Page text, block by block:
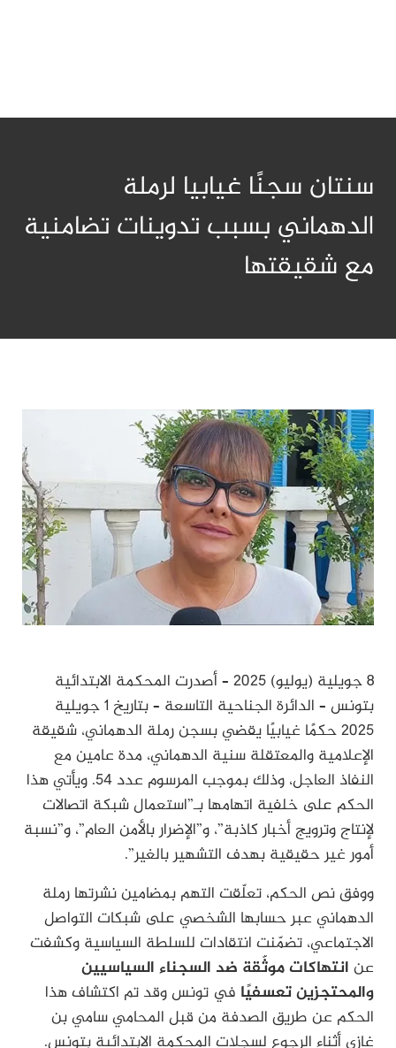
سنتان سجنًا غيابيا لرملة
الدهماني بسبب تدوينات تضامنية
مع شقيقتها
8 جويلية (يوليو) 2025 – أصدرت المحكمة الابتدائية
بتونس – الدائرة الجناحية التاسعة – بتاريخ 1 جويلية
2025 حكمًا غيابيًا يقضي بسجن رملة الدهماني، شقيقة
الإعلامية والمعتقلة سنية الدهماني، مدة عامين مع
النفاذ العاجل، وذلك بموجب المرسوم عدد 54. ويأتي هذا
الحكم على خلفية اتهامها بـ”استعمال شبكة اتصالات
لإنتاج وترويج أخبار كاذبة”، و”الإضرار بالأمن العام”، و”نسبة
أمور غير حقيقية بهدف التشهير بالغير”.
ووفق نص الحكم، تعلّقت التهم بمضامين نشرتها رملة
الدهماني عبر حسابها الشخصي على شبكات التواصل
الاجتماعي، تضمّنت انتقادات للسلطة السياسية وكشفت
عن انتهاكات موثّقة ضد السجناء السياسيين
والمحتجزين تعسفيًا في تونس وقد تم اكتشاف هذا
الحكم عن طريق الصدفة من قبل المحامي سامي بن
غازي أثناء الرجوع لسجلات المحكمة الابتدائية بتونس.